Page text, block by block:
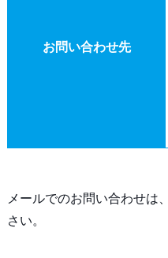
お問い合わせ先
メールでのお問い合わせは
さい。